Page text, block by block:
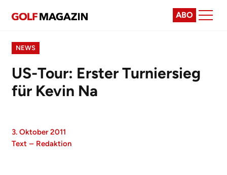
ABO
NEWS
US-Tour: Erster Turniersieg
für Kevin Na
3. Oktober 2011
Text – Redaktion